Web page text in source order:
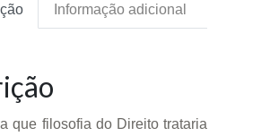
Informação adicional
que filosofia do Direito trataria